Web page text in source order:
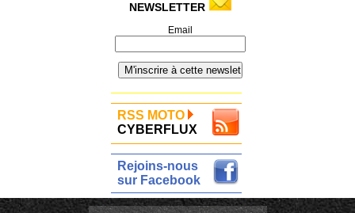
NEWSLETTER
Email
RSS MOTO
CYBERFLUX
Rejoins-nous
sur Facebook